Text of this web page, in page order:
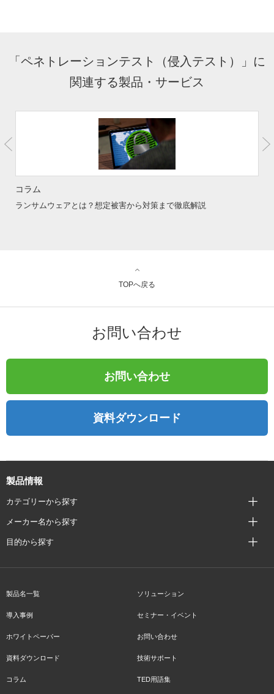
「ペネトレーションテスト（侵入テスト）」に
関連する製品・サービス
コラム
ランサムウェアとは？想定被害から対策まで徹底解説
TOPへ戻る
お問い合わせ
お問い合わせ
資料ダウンロード
製品情報
カテゴリーから探す
メーカー名から探す
目的から探す
製品名一覧 ソリューション
導入事例 セミナー・イベント
ホワイトペーパー お問い合わせ
資料ダウンロード 技術サポート
コラム TED用語集